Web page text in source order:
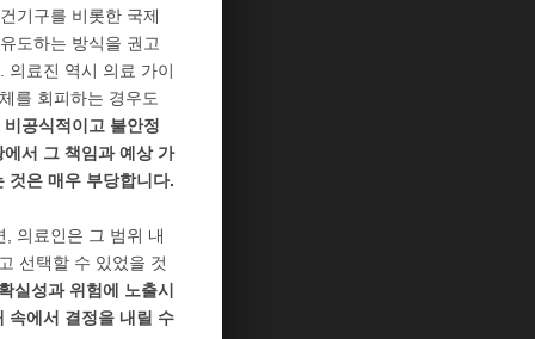
기구를 비롯한 국제
도하는 방식을 권고
의료진 역시 의료 가이
를 회피하는 경우도
공식적이고 불안정
서 그 책임과 예상 가
것은 매우 부당합니다.
의료인은 그 범위 내
선택할 수 있었을 것
실성과 위험에 노출시
속에서 결정을 내릴 수